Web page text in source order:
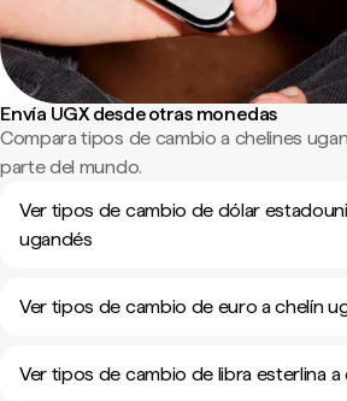
Envía UGX desde otras monedas
Compara tipos de cambio a chelines
parte del mundo.
Ver tipos de cambio de dólar
ugandés
Ver tipos de cambio de euro a chelín
Ver tipos de cambio de libra esterlina a